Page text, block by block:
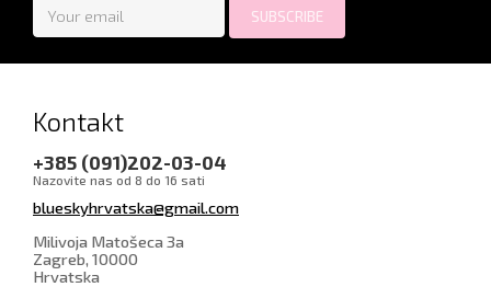
Kontakt
+385 (091)202-03-04
Nazovite nas od 8 do 16 sati
blueskyhrvatska@gmail.com
Milivoja Matošeca 3a
Zagreb, 10000
Hrvatska